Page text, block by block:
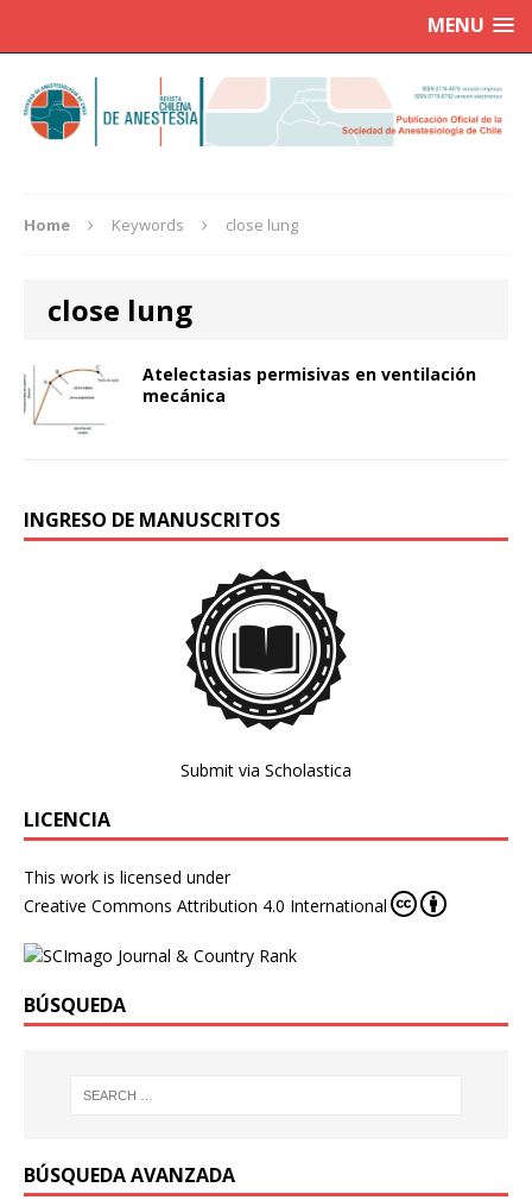
MENU
Home Keywords close lung
close lung
Atelectasias permisivas en ventilación
mecánica
INGRESO DE MANUSCRITOS
Submit via Scholastica
LICENCIA
This work is licensed under
Creative Commons Attribution 4.0 International
BÚSQUEDA
BÚSQUEDA AVANZADA